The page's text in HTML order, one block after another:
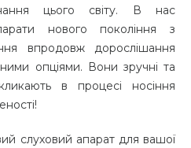
цього світу. В нас
нового покоління з
впродовж дорослішання
опціями. Вони зручні та
в процесі носіння
слуховий апарат для вашої